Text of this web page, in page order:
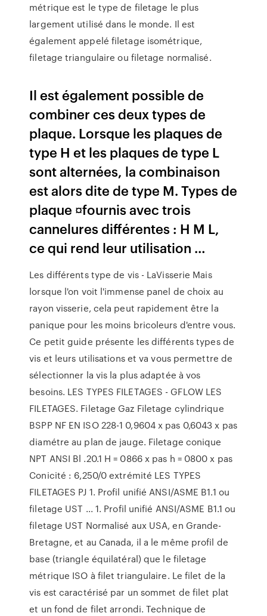
métrique est le type de filetage le plus
largement utilisé dans le monde. Il est
également appelé filetage isométrique,
filetage triangulaire ou filetage normalisé.
Il est également possible de
combiner ces deux types de
plaque. Lorsque les plaques de
type H et les plaques de type L
sont alternées, la combinaison
est alors dite de type M. Types de
plaque ¤fournis avec trois
cannelures différentes : H M L,
ce qui rend leur utilisation …
Les différents type de vis - LaVisserie Mais
lorsque l'on voit l'immense panel de choix au
rayon visserie, cela peut rapidement être la
panique pour les moins bricoleurs d'entre vous.
Ce petit guide présente les différents types de
vis et leurs utilisations et va vous permettre de
sélectionner la vis la plus adaptée à vos
besoins. LES TYPES FILETAGES - GFLOW LES
FILETAGES. Filetage Gaz Filetage cylindrique
BSPP NF EN ISO 228-1 0,9604 x pas 0,6043 x pas
diamétre au plan de jauge. Filetage conique
NPT ANSI Bl .20.1 H = 0866 x pas h = 0800 x pas
Conicité : 6,250/0 extrémité LES TYPES
FILETAGES PJ 1. Profil unifié ANSI/ASME B1.1 ou
filetage UST ... 1. Profil unifié ANSI/ASME B1.1 ou
filetage UST Normalisé aux USA, en Grande-
Bretagne, et au Canada, il a le même profil de
base (triangle équilatéral) que le filetage
métrique ISO à filet triangulaire. Le filet de la
vis est caractérisé par un sommet de filet plat
et un fond de filet arrondi. Technique de